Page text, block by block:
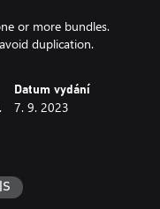
or more bundles.
duplication.
Datum vydání
7. 9. 2023